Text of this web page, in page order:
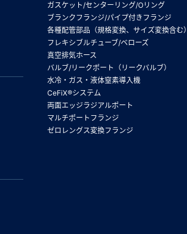
ガスケット/センターリング/Oリング
ブランクフランジ/パイプ付きフランジ
各種配管部品（規格変換、サイズ変換含む）
フレキシブルチューブ/ベローズ
真空排気ホース
バルブ/リークポート（リークバルブ）
水冷・ガス・液体窒素導入機
CeFiX®システム
両面エッジラジアルポート
マルチポートフランジ
ゼロレングス変換フランジ